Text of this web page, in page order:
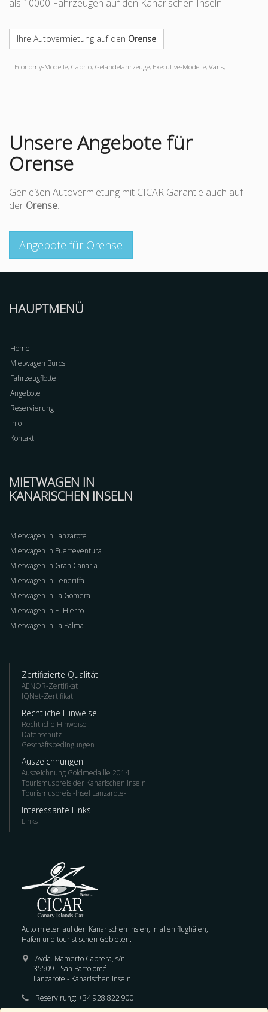
als 10000 Fahrzeugen auf den Kanarischen Inseln!
Ihre Autovermietung auf den Orense
...Economy-Modelle, Cabrio, Geländefahrzeuge, Executive-Modelle, Vans,...
Unsere Angebote für
Orense
Genießen Autovermietung mit CICAR Garantie auch auf
der Orense.
Angebote für Orense
HAUPTMENÜ
Home
Mietwagen Büros
Fahrzeugflotte
Angebote
Reservierung
Info
Kontakt
MIETWAGEN IN
KANARISCHEN INSELN
Mietwagen in Lanzarote
Mietwagen in Fuerteventura
Mietwagen in Gran Canaria
Mietwagen in Teneriffa
Mietwagen in La Gomera
Mietwagen in El Hierro
Mietwagen in La Palma
Zertifizierte Qualität
AENOR-Zertifikat
IQNet-Zertifikat
Rechtliche Hinweise
Rechtliche Hinweise
Datenschutz
Geschäftsbedingungen
Auszeichnungen
Auszeichnung Goldmedaille 2014
Tourismuspreis der Kanarischen Inseln
Tourismuspreis -Insel Lanzarote-
Interessante Links
Links
Auto mieten auf den Kanarischen Inslen, in allen flughäfen,
Häfen und touristischen Gebieten.
Avda. Mamerto Cabrera, s/n
35509 - San Bartolomé
Lanzarote - Kanarischen Inseln
Reservirung: +34 928 822 900